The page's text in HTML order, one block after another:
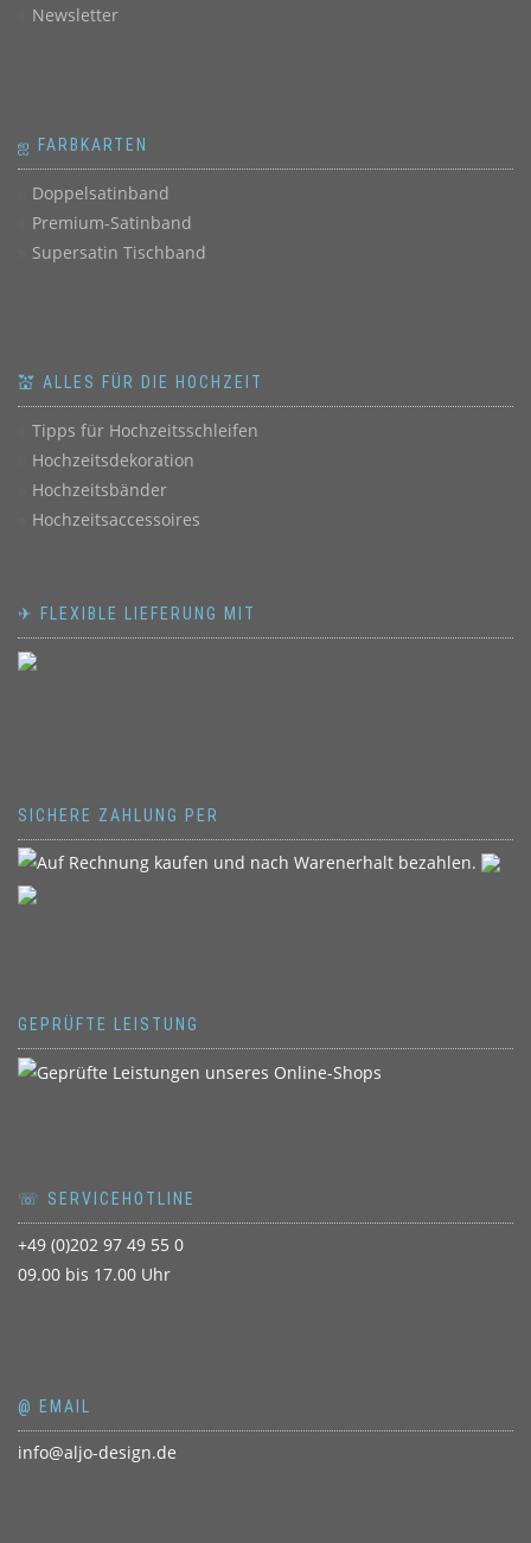
Newsletter
ஐ FARBKARTEN
Doppelsatinband
Premium-Satinband
Supersatin Tischband
💒 ALLES FÜR DIE HOCHZEIT
Tipps für Hochzeitsschleifen
Hochzeitsdekoration
Hochzeitsbänder
Hochzeitsaccessoires
✈ FLEXIBLE LIEFERUNG MIT
SICHERE ZAHLUNG PER
GEPRÜFTE LEISTUNG
☏ SERVICEHOTLINE
+49 (0)202 97 49 55 0
09.00 bis 17.00 Uhr
@ EMAIL
info@aljo-design.de